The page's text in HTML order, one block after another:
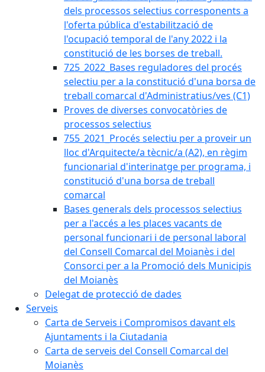
dels processos selectius corresponents a
l'oferta pública d'estabilització de
l'ocupació temporal de l'any 2022 i la
constitució de les borses de treball.
725_2022_Bases reguladores del procés
selectiu per a la constitució d'una borsa de
treball comarcal d'Administratius/ves (C1)
Proves de diverses convocatòries de
processos selectius
755_2021_Procés selectiu per a proveir un
lloc d'Arquitecte/a tècnic/a (A2), en règim
funcionarial d'interinatge per programa, i
constitució d'una borsa de treball
comarcal
Bases generals dels processos selectius
per a l'accés a les places vacants de
personal funcionari i de personal laboral
del Consell Comarcal del Moianès i del
Consorci per a la Promoció dels Municipis
del Moianès
Delegat de protecció de dades
Serveis
Carta de Serveis i Compromisos davant els
Ajuntaments i la Ciutadania
Carta de serveis del Consell Comarcal del
Moianès